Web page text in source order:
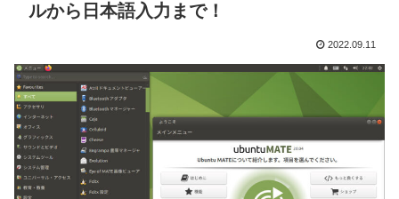
ルから日本語入力まで！
2022.09.11